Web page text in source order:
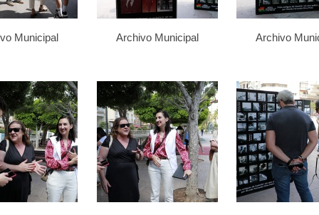
Municipal Archivo Municipal Archivo